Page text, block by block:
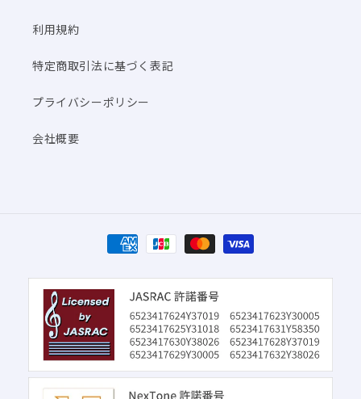
利用規約
特定商取引法に基づく表記
プライバシーポリシー
会社概要
決
済
方
法